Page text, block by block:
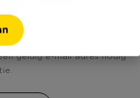
een review!
geldig e-mail adres nodig